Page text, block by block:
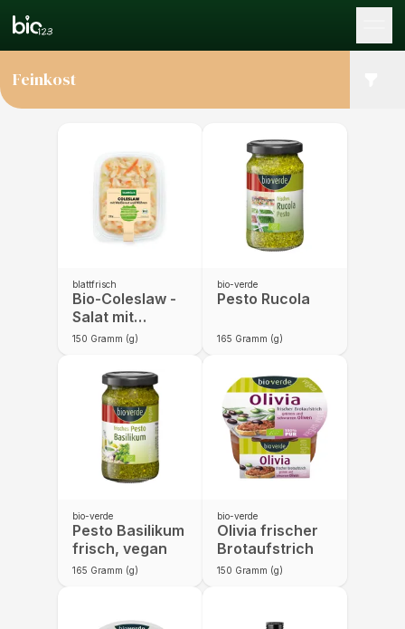
Feinkost
blattfrisch
Bio-Coleslaw -
Salat mit
Weißkraut und
150 Gramm (g)
bio-verde
Pesto Rucola
165 Gramm (g)
bio-verde
Pesto Basilikum
frisch, vegan
165 Gramm (g)
bio-verde
Olivia frischer
Brotaufstrich
150 Gramm (g)